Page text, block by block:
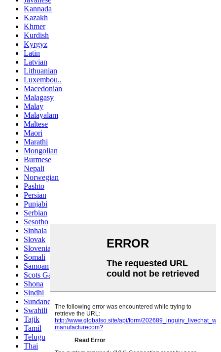
Kannada
Kazakh
Khmer
Kurdish
Kyrgyz
Latin
Latvian
Lithuanian
Luxembou..
Macedonian
Malagasy
Malay
Malayalam
Maltese
Maori
Marathi
Mongolian
Burmese
Nepali
Norwegian
Pashto
Persian
Punjabi
Serbian
Sesotho
Sinhala
Slovak
Slovenian
Somali
Samoan
Scots Gaelic
Shona
Sindhi
Sundanese
Swahili
Tajik
Tamil
Telugu
Thai